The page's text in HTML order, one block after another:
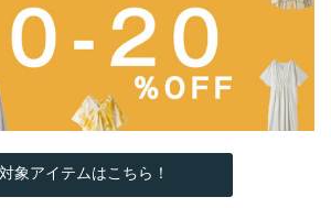
対象アイテムはこちら！